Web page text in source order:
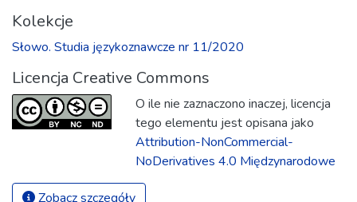
Kolekcje
Słowo. Studia językoznawcze nr 11/2020
Licencja Creative Commons
O ile nie zaznaczono inaczej, licencja
tego elementu jest opisana jako
Attribution-NonCommercial-
NoDerivatives 4.0 Międzynarodowe
Zobacz szczegóły